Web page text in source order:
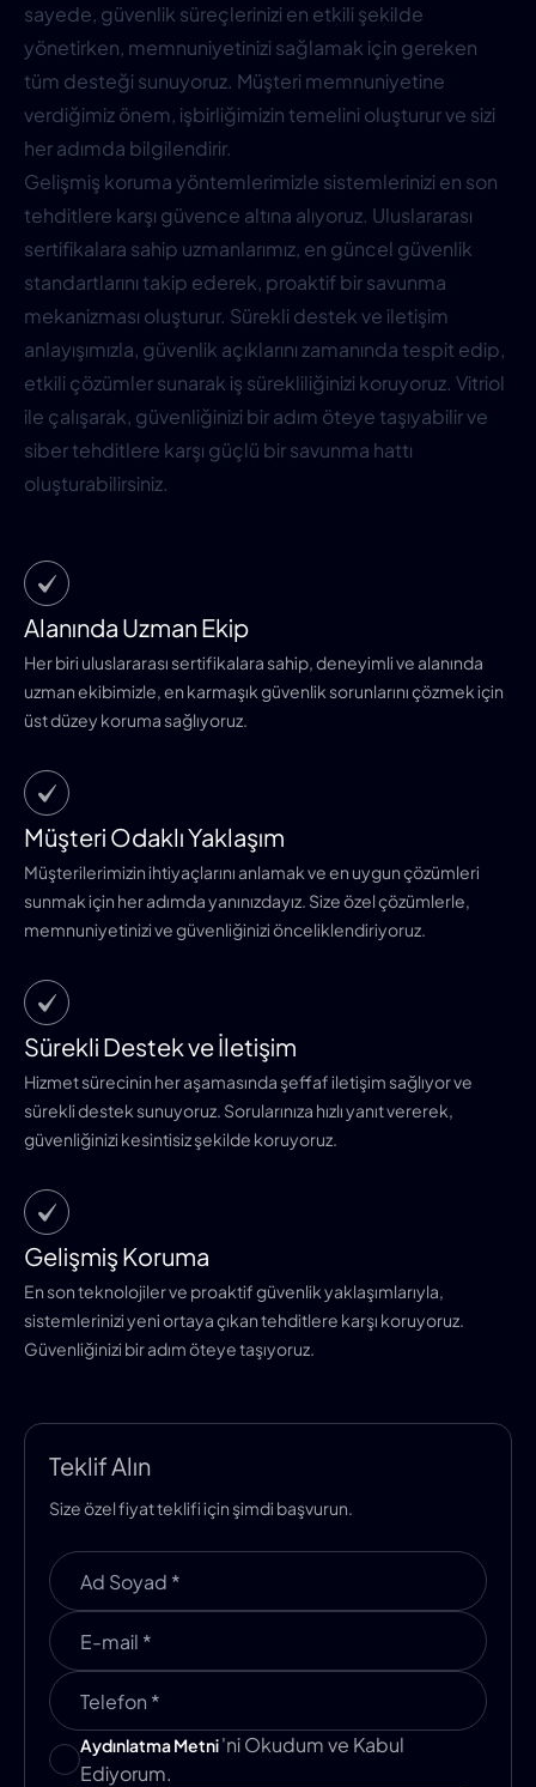
sayede, güvenlik süreçlerinizi en etkili şekilde
yönetirken, memnuniyetinizi sağlamak için gereken
tüm desteği sunuyoruz. Müşteri memnuniyetine
verdiğimiz önem, işbirliğimizin temelini oluşturur ve sizi
her adımda bilgilendirir.
Gelişmiş koruma yöntemlerimizle sistemlerinizi en son
tehditlere karşı güvence altına alıyoruz. Uluslararası
sertifikalara sahip uzmanlarımız, en güncel güvenlik
standartlarını takip ederek, proaktif bir savunma
mekanizması oluşturur. Sürekli destek ve iletişim
anlayışımızla, güvenlik açıklarını zamanında tespit edip,
etkili çözümler sunarak iş sürekliliğinizi koruyoruz. Vitriol
ile çalışarak, güvenliğinizi bir adım öteye taşıyabilir ve
siber tehditlere karşı güçlü bir savunma hattı
oluşturabilirsiniz.
Alanında Uzman Ekip
Her biri uluslararası sertifikalara sahip, deneyimli ve alanında
uzman ekibimizle, en karmaşık güvenlik sorunlarını çözmek için
üst düzey koruma sağlıyoruz.
Müşteri Odaklı Yaklaşım
Müşterilerimizin ihtiyaçlarını anlamak ve en uygun çözümleri
sunmak için her adımda yanınızdayız. Size özel çözümlerle,
memnuniyetinizi ve güvenliğinizi önceliklendiriyoruz.
Sürekli Destek ve İletişim
Hizmet sürecinin her aşamasında şeffaf iletişim sağlıyor ve
sürekli destek sunuyoruz. Sorularınıza hızlı yanıt vererek,
güvenliğinizi kesintisiz şekilde koruyoruz.
Gelişmiş Koruma
En son teknolojiler ve proaktif güvenlik yaklaşımlarıyla,
sistemlerinizi yeni ortaya çıkan tehditlere karşı koruyoruz.
Güvenliğinizi bir adım öteye taşıyoruz.
Teklif Alın
Size özel fiyat teklifi için şimdi başvurun.
Aydınlatma Metni'ni Okudum ve Kabul
Ediyorum.